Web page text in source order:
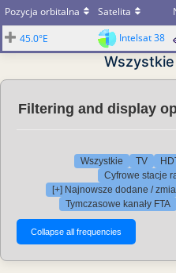
Pozycja orbitalna Satelita
45.0°E
Intelsat 38
Filtering and display
Wszystkie TV
Cyfrowe stacje
[+] Najnowsze dodane /
Tymczasowe kanały FTA